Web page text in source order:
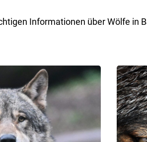
Informationen über Wölfe in